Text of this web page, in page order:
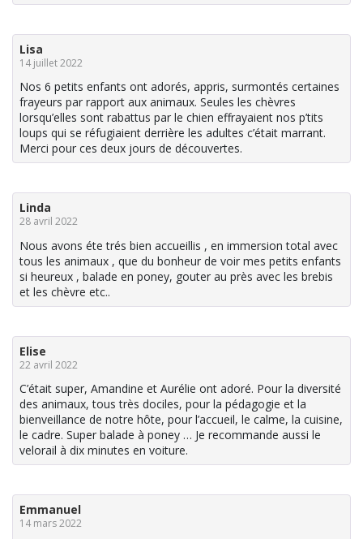
Lisa
14 juillet 2022
Nos 6 petits enfants ont adorés, appris, surmontés certaines
frayeurs par rapport aux animaux. Seules les chèvres
lorsqu’elles sont rabattus par le chien effrayaient nos p’tits
loups qui se réfugiaient derrière les adultes c’était marrant.
Merci pour ces deux jours de découvertes.
Linda
28 avril 2022
Nous avons éte trés bien accueillis , en immersion total avec
tous les animaux , que du bonheur de voir mes petits enfants
si heureux , balade en poney, gouter au près avec les brebis
et les chèvre etc..
Elise
22 avril 2022
C’était super, Amandine et Aurélie ont adoré. Pour la diversité
des animaux, tous très dociles, pour la pédagogie et la
bienveillance de notre hôte, pour l’accueil, le calme, la cuisine,
le cadre. Super balade à poney … Je recommande aussi le
velorail à dix minutes en voiture.
Emmanuel
14 mars 2022